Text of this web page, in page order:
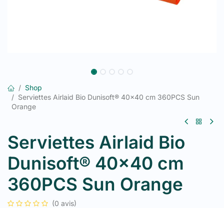
Shop
Serviettes Airlaid Bio Dunisoft® 40x40 cm 360PCS Sun
Orange
Serviettes Airlaid Bio
Dunisoft® 40x40 cm
360PCS Sun Orange
(0 avis)